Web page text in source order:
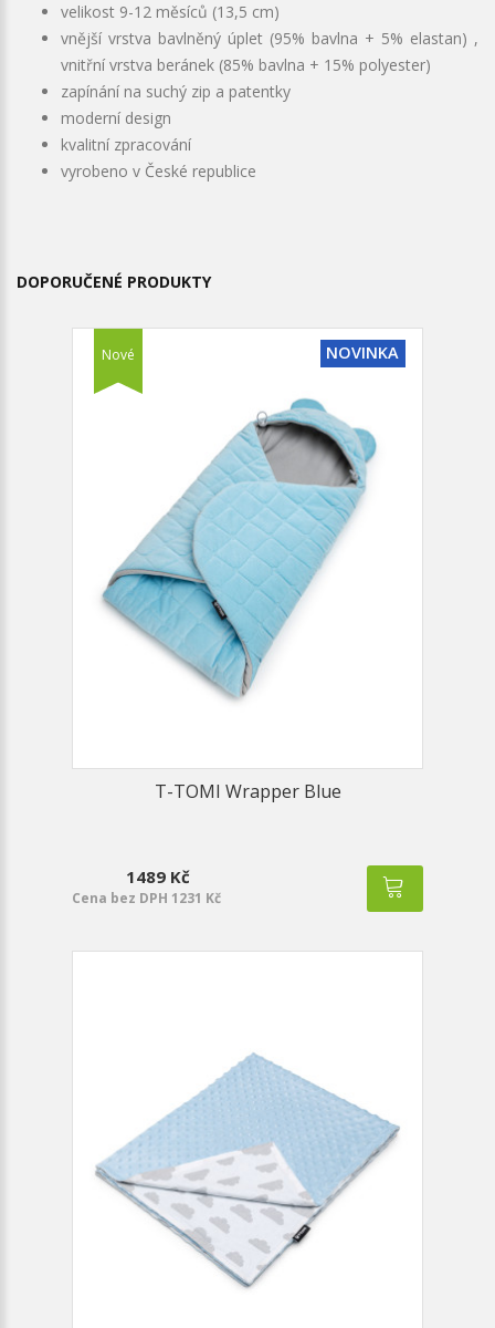
velikost 9-12 měsíců (13,5 cm)
vnější vrstva bavlněný úplet (95% bavlna + 5% elastan) ,
vnitřní vrstva beránek (85% bavlna + 15% polyester)
zapínání na suchý zip a patentky
moderní design
kvalitní zpracování
vyrobeno v České republice
DOPORUČENÉ PRODUKTY
Nové NOVINKA
T-TOMI Wrapper Blue
1489 Kč
Cena bez DPH 1231 Kč